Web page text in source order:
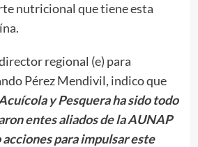
nutricional que tiene esta
regional (e) para
Pérez Mendivil, indico que
y Pesquera ha sido todo
entes aliados de la AUNAP
para impulsar este